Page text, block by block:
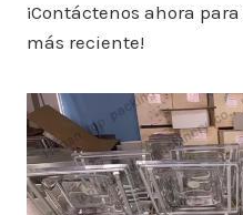
¡Contáctenos ahora
más reciente!